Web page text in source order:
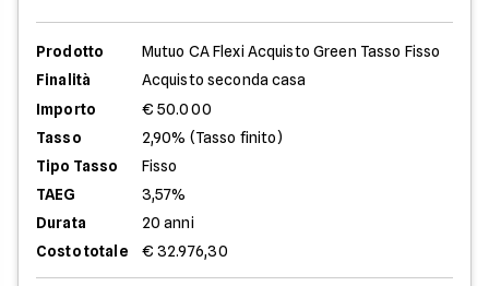
Prodotto
Mutuo CA Flexi Acquisto Green Tasso Fisso
Finalità
Acquisto seconda casa
Importo
€ 50.000
Tasso
2,90% (Tasso finito)
Tipo Tasso
Fisso
TAEG
3,57%
Durata
20 anni
Costo totale
€ 32.976,30